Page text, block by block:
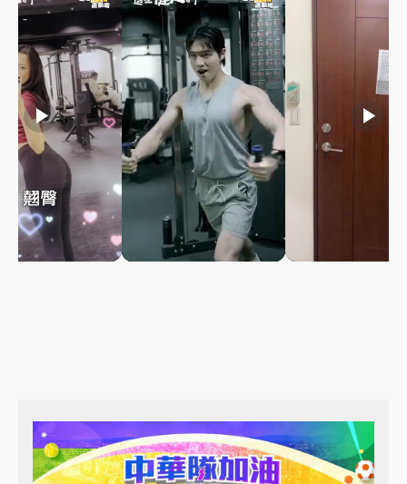
play_arrow play_arrow play_arrow